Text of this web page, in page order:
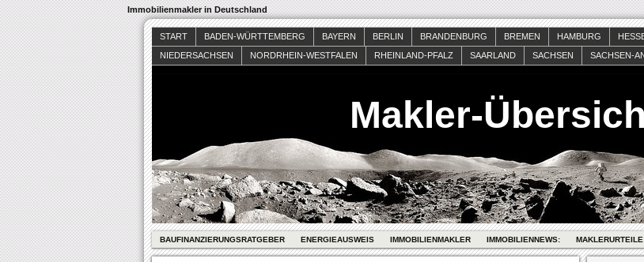
Immobilienmakler in Deutschland
START BADEN-WÜRTTEMBERG BAYERN BERLIN BRANDENBURG BREMEN HAMBURG
NIEDERSACHSEN
NORDRHEIN-WESTFALEN RHEINLAND-PFALZ SAARLAND SACHSEN SACHSEN-
Makler-
BAUFINANZIERUNGSRATGEBER ENERGIEAUSWEIS IMMOBILIENMAKLER IMMOBILIENNEWS: MAKLERURTEILE